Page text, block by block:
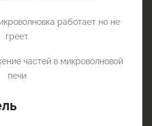
частей в микроволновой
печи